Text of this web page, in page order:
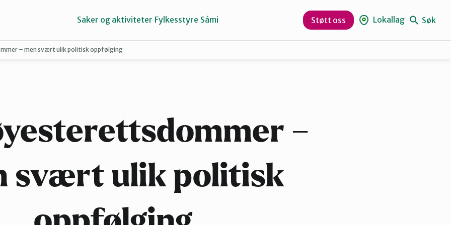
Tana og Varanger
Saker og aktiviteter Fylkesstyre Sámi Støtt oss Lokallag Søk
– men svært ulik politisk oppfølging
–
svært ulik politisk